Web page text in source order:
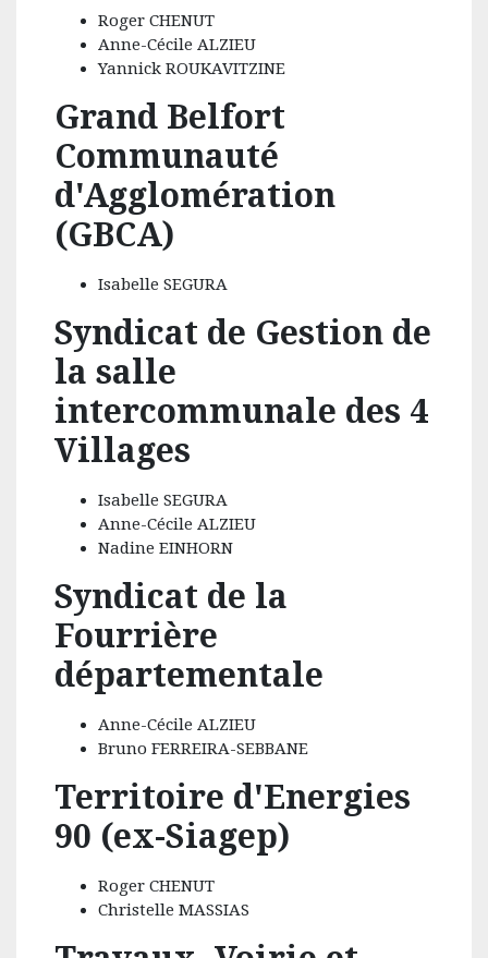
Roger CHENUT
Anne-Cécile ALZIEU
Yannick ROUKAVITZINE
Grand Belfort
Communauté
d'Agglomération
(GBCA)
Isabelle SEGURA
Syndicat de Gestion de
la salle
intercommunale des 4
Villages
Isabelle SEGURA
Anne-Cécile ALZIEU
Nadine EINHORN
Syndicat de la
Fourrière
départementale
Anne-Cécile ALZIEU
Bruno FERREIRA-SEBBANE
Territoire d'Energies
90 (ex-Siagep)
Roger CHENUT
Christelle MASSIAS